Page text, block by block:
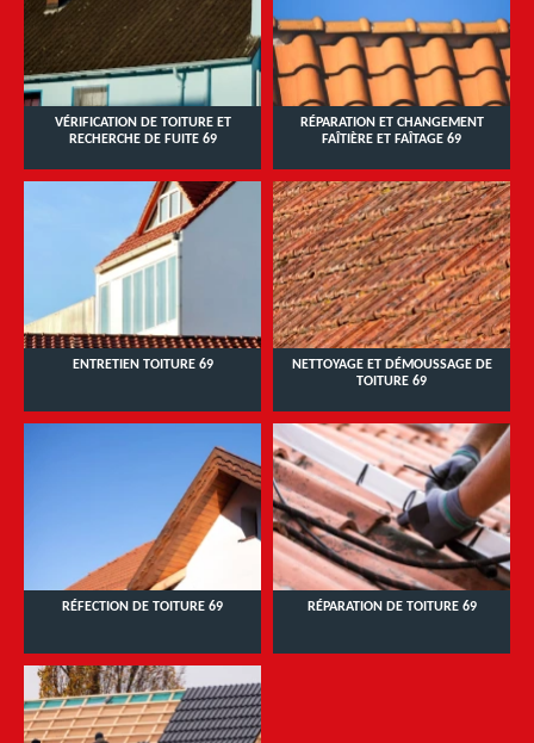
VÉRIFICATION DE TOITURE ET
RECHERCHE DE FUITE 69
RÉPARATION ET CHANGEMENT
FAÎTIÈRE ET FAÎTAGE 69
ENTRETIEN TOITURE 69
NETTOYAGE ET DÉMOUSSAGE DE
TOITURE 69
RÉFECTION DE TOITURE 69 RÉPARATION DE TOITURE 69